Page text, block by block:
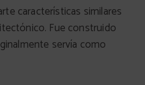
características similares
Fue construido
servía como